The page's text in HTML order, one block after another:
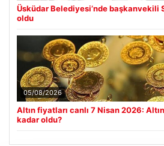
Üsküdar Belediyesi’nde başkanvekili
oldu
05/08/2026
Altın fiyatları canlı 7 Nisan 2026:
kadar oldu?